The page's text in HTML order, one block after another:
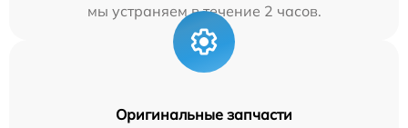
мы устраняем в течение 2 часов.
Оригинальные запчасти